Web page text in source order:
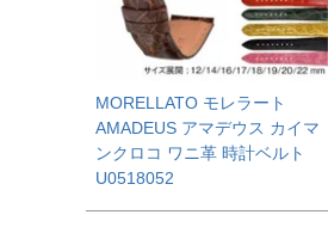
MORELLATO モレラート
AMADEUS アマデウス カイマ
ンクロコ ワニ革 時計ベルト
U0518052